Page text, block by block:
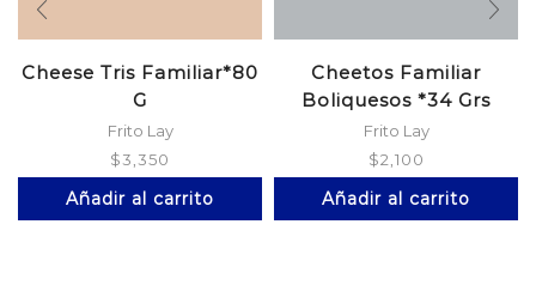
Cheese Tris Familiar*80
G
Frito Lay
$3,350
Añadir al carrito
Cheetos Familiar
Boliquesos *34 Grs
Frito Lay
$2,100
Añadir al carrito